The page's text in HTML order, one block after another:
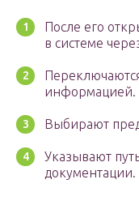
После его
в системе
информацией.
Выбирают
Указывают
документации.